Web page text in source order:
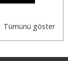
Tümünü göster